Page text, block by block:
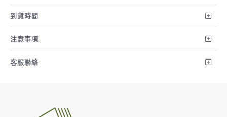
到貨時間
注意事項
客服聯絡